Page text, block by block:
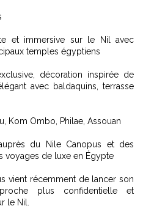
et immersive sur le Nil avec
temples égyptiens
décoration inspirée de
avec baldaquins, terrasse
Kom Ombo, Philae, Assouan
du Nile Canopus et des
voyages de luxe en Égypte
vient récemment de lancer son
plus confidentielle et
le Nil.